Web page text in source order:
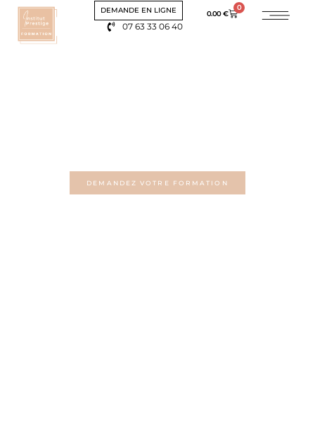
DEMANDE EN LIGNE
07 63 33 06 40
0.00€
0
DEMANDEZ VOTRE FORMATION